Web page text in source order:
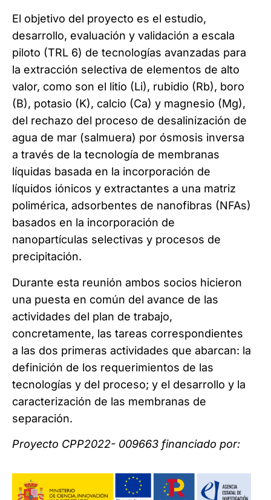
El objetivo del proyecto es el estudio,
desarrollo, evaluación y validación a escala
piloto (TRL 6) de tecnologías avanzadas para
la extracción selectiva de elementos de alto
valor, como son el litio (Li), rubidio (Rb), boro
(B), potasio (K), calcio (Ca) y magnesio (Mg),
del rechazo del proceso de desalinización de
agua de mar (salmuera) por ósmosis inversa
a través de la tecnología de membranas
líquidas basada en la incorporación de
líquidos iónicos y extractantes a una matriz
polimérica, adsorbentes de nanofibras (NFAs)
basados en la incorporación de
nanopartículas selectivas y procesos de
precipitación.
Durante esta reunión ambos socios hicieron
una puesta en común del avance de las
actividades del plan de trabajo,
concretamente, las tareas correspondientes
a las dos primeras actividades que abarcan: la
definición de los requerimientos de las
tecnologías y del proceso; y el desarrollo y la
caracterización de las membranas de
separación.
Proyecto CPP2022- 009663 financiado por: